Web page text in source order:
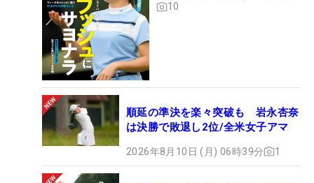
10
順延の準決を楽々突破も 岩永杏奈
は決勝で敗退し2位/全米女子アマ
2026年8月10日 (月) 06時39分 1